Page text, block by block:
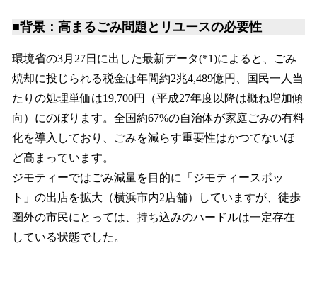
■背景：高まるごみ問題とリユースの必要性
環境省の3月27日に出した最新データ(*1)によると、ごみ
焼却に投じられる税金は年間約2兆4,489億円、国民一人当
たりの処理単価は19,700円（平成27年度以降は概ね増加傾
向）にのぼります。全国約67%の自治体が家庭ごみの有料
化を導入しており、ごみを減らす重要性はかつてないほ
ど高まっています。
ジモティーではごみ減量を目的に「ジモティースポッ
ト」の出店を拡大（横浜市内2店舗）していますが、徒歩
圏外の市民にとっては、持ち込みのハードルは一定存在
している状態でした。